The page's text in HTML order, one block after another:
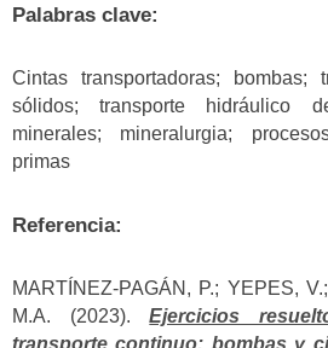
Palabras clave:
Cintas transportadoras; bombas;
sólidos; transporte hidráulico
minerales; mineralurgia;
primas
Referencia:
MARTÍNEZ-PAGÁN, P.; YEPES,
M.A. (2023).Ejercicios